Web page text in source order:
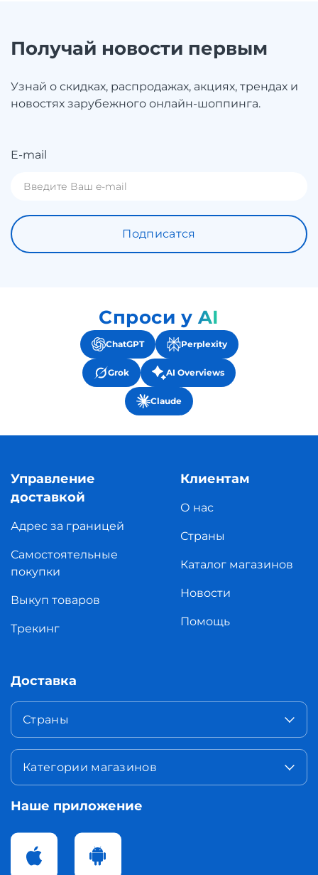
Получай новости первым
Узнай о скидках, распродажах, акциях, трендах и
новостях зарубежного онлайн-шоппинга.
E-mail
Подписатся
Спроси у AI
ChatGPT Perplexity
Grok AI Overviews
Claude
Управление
доставкой
Адрес за границей
Самостоятельные
покупки
Выкуп товаров
Трекинг
Клиентам
О нас
Страны
Каталог магазинов
Новости
Помощь
Доставка
Страны
Категории магазинов
Наше приложение